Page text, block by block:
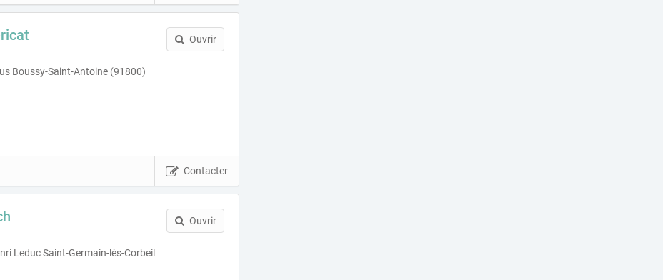
Boussy-Saint-Antoine (91800)
Ouvrir
Contacter
Leduc Saint-Germain-lès-Corbeil
Ouvrir